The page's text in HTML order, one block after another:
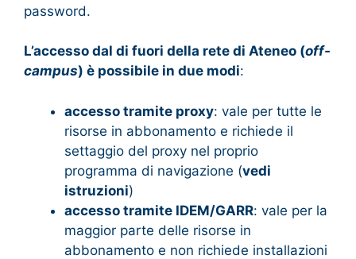
password.
L’accesso dal di fuori della rete di Ateneo (off-
campus) è possibile in due modi:
accesso tramite proxy: vale per tutte le
risorse in abbonamento e richiede il
settaggio del proxy nel proprio
programma di navigazione (vedi
istruzioni)
accesso tramite IDEM/GARR: vale per la
maggior parte delle risorse in
abbonamento e non richiede installazioni